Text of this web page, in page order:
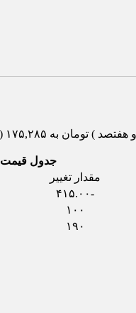
جدول قیمت 3 روز اخیر دلار
مقدار تغییر
-۴۱۵.۰۰
۱۰۰
۱۹۰